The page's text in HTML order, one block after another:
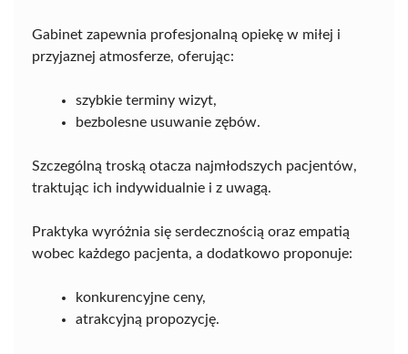
Gabinet zapewnia profesjonalną opiekę w miłej i
przyjaznej atmosferze, oferując:
szybkie terminy wizyt,
bezbolesne usuwanie zębów.
Szczególną troską otacza najmłodszych pacjentów,
traktując ich indywidualnie i z uwagą.
Praktyka wyróżnia się serdecznością oraz empatią
wobec każdego pacjenta, a dodatkowo proponuje:
konkurencyjne ceny,
atrakcyjną propozycję.